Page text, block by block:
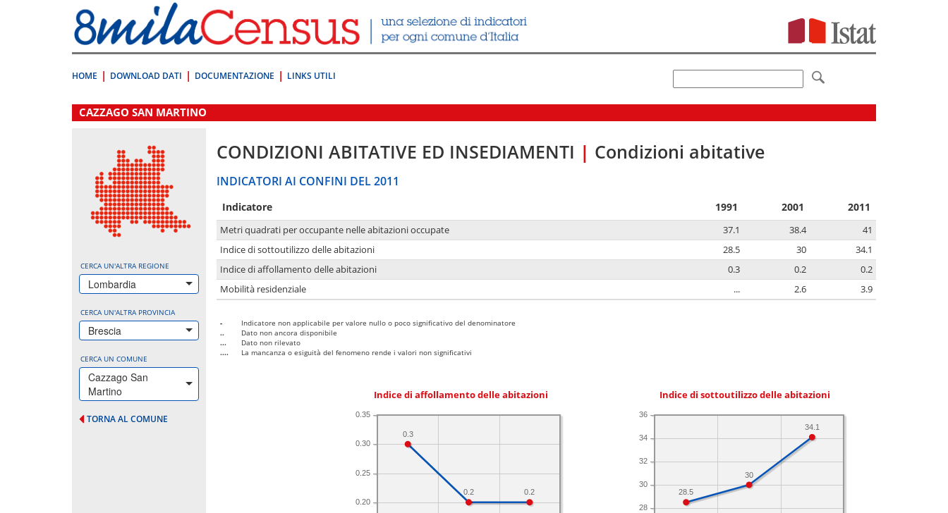
direttamente
a:
Contenuto
HOME DOWNLOAD DATI DOCUMENTAZIONE LINKS UTILI
.
CAZZAGO SAN MARTINO
CERCA UN'ALTRA REGIONE
Lombardia
CERCA UN'ALTRA PROVINCIA
Brescia
CERCA UN COMUNE
Cazzago San
Martino
TORNA AL COMUNE
CONDIZIONI ABITATIVE ED INSEDIAMENTI | Condizioni abitative
INDICATORI AI CONFINI DEL 2011
Indicatore 1991 2001 2011
Metri quadrati per occupante nelle abitazioni occupate 37.1 38.4
41
Indice di sottoutilizzo delle abitazioni
28.5 30
34.1
Indice di affollamento delle abitazioni
0.3 0.2
0.2
Mobilità residenziale
... 2.6 3.9
-
Indicatore non applicabile per valore nullo o poco significativo del denominatore
..
Dato non ancora disponibile
...
Dato non rilevato
....
La mancanza o esiguità del fenomeno rende i valori non significativi
Indice di affollamento delle abitazioni
0.20
0.25
0.30
0.35
0.2
0.2
0.3
Indice di sottoutilizzo delle abitazioni
28
30
32
34
36
34.1
30
28.5